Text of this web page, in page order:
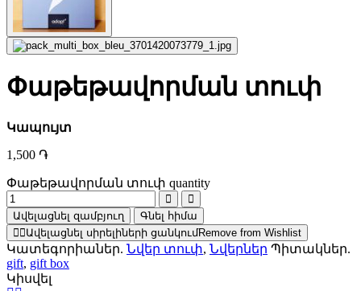
Փաթեթավորման տուփ
Կապույտ
1,500 ֏
Փաթեթավորման տուփ quantity
Ավելացնել զամբյուղ
Գնել հիմա
Ավելացնել սիրելիների ցանկումRemove from Wishlist
Կատեգորիաներ. Նվեր տուփ, Նվերներ Պիտակներ.
gift, gift box
Կիսվել